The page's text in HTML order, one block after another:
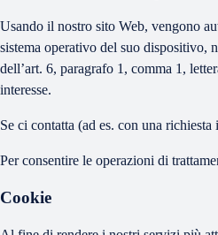
Usando il nostro sito Web, vengono
sistema operativo del suo dispositivo,
dell’art. 6, paragrafo 1, comma 1,
interesse.
Se ci contatta (ad es. con una
Per consentire le operazioni di
Cookie